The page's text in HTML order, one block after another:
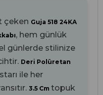
çeken Guja 518 24KA
, hem günlük
günlerde stilinize
Deri Polüretan
ile her
3.5 Cm topuk